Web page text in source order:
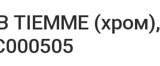
TIEMME (хром),